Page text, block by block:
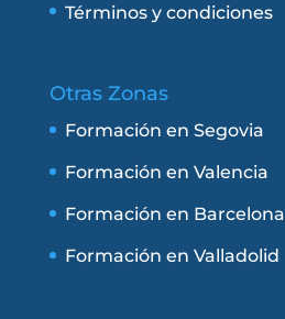
Términos y condiciones
Otras Zonas
Formación en Segovia
Formación en Valencia
Formación en Barcelona
Formación en Valladolid